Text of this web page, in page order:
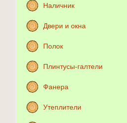
Наличник
Двери и окна
Полок
Плинтусы-галтели
Фанера
Утеплители